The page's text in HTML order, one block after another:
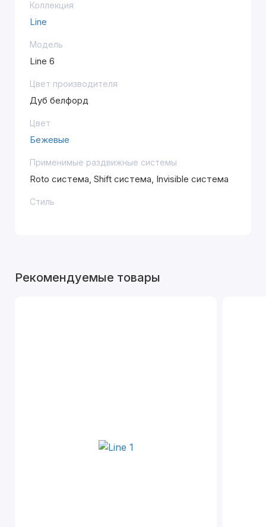
Коллекция
Line
Модель
Line 6
Цвет производителя
Дуб белфорд
Цвет
Бежевые
Применимые раздвижные системы
Roto система, Shift система, Invisible система
Стиль
Рекомендуемые товары